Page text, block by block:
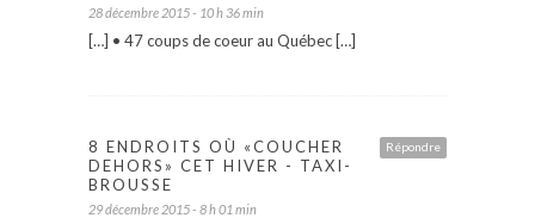
28 décembre 2015 - 10 h 36 min
[…] • 47 coups de coeur au Québec […]
Répondre
8 ENDROITS OÙ «COUCHER
DEHORS» CET HIVER - TAXI-
BROUSSE
29 décembre 2015 - 8 h 01 min